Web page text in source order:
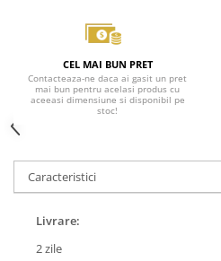
CEL MAI BUN PRET
Contacteaza-ne daca ai gasit un pret
mai bun pentru acelasi produs cu
aceeasi dimensiune si disponibil pe
stoc!
Caracteristici
Livrare:
2 zile